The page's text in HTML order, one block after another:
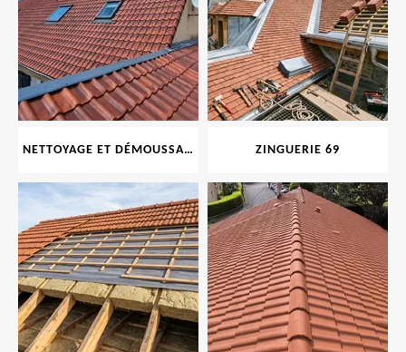
NETTOYAGE ET DÉMOUSSAGE DE TOITURE ET FAÇADE 69 ZINGUERIE 69